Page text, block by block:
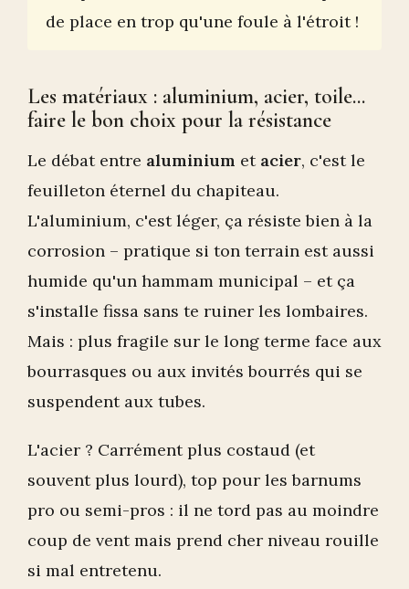
de place en trop qu'une foule à l'étroit !
Les matériaux : aluminium, acier, toile...
faire le bon choix pour la résistance
Le débat entre aluminium et acier, c'est le
feuilleton éternel du chapiteau.
L'aluminium, c'est léger, ça résiste bien à la
corrosion – pratique si ton terrain est aussi
humide qu'un hammam municipal – et ça
s'installe fissa sans te ruiner les lombaires.
Mais : plus fragile sur le long terme face aux
bourrasques ou aux invités bourrés qui se
suspendent aux tubes.
L'acier ? Carrément plus costaud (et
souvent plus lourd), top pour les barnums
pro ou semi-pros : il ne tord pas au moindre
coup de vent mais prend cher niveau rouille
si mal entretenu.